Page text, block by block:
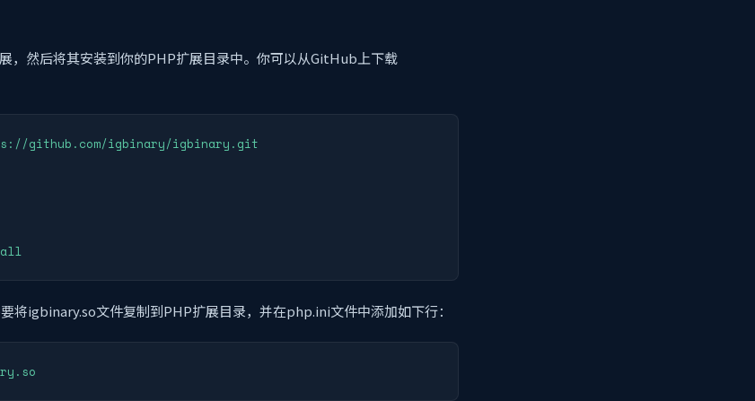
，然后将其安装到你的PHP扩展目录中。你可以从GitHub上下载
github.com/igbinary/igbinary.git
将igbinary.so文件复制到PHP扩展目录，并在php.ini文件中添加如下行：